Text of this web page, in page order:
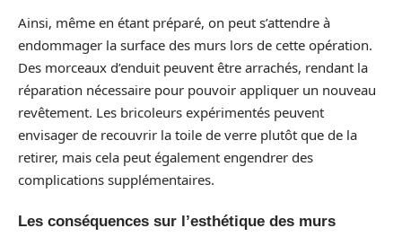
Ainsi, même en étant préparé, on peut s’attendre à
endommager la surface des murs lors de cette opération.
Des morceaux d’enduit peuvent être arrachés, rendant la
réparation nécessaire pour pouvoir appliquer un nouveau
revêtement. Les bricoleurs expérimentés peuvent
envisager de recouvrir la toile de verre plutôt que de la
retirer, mais cela peut également engendrer des
complications supplémentaires.
Les conséquences sur l’esthétique des murs